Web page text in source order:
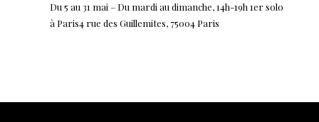
Du 5 au 31 mai – Du mardi au dimanche, 14h-19h 1er solo
à Paris4 rue des Guillemites, 75004 Paris